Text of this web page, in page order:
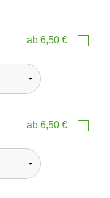
ab 6,50 €
ab 6,50 €